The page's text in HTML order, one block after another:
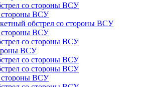
со стороны ВСУ
стороны ВСУ
обстрел со стороны ВСУ
стороны ВСУ
со стороны ВСУ
ВСУ
со стороны ВСУ
со стороны ВСУ
стороны ВСУ